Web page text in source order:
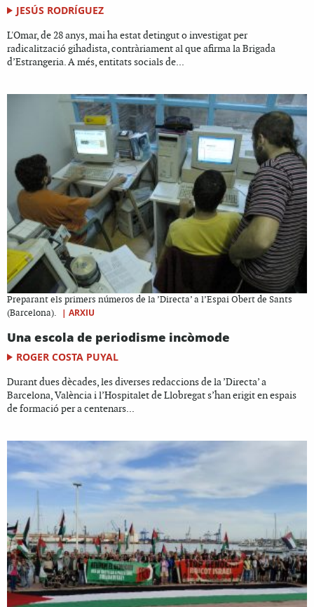
JESÚS RODRÍGUEZ
L'Omar, de 28 anys, mai ha estat detingut o investigat per
radicalització gihadista, contràriament al que afirma la Brigada
d’Estrangeria. A més, entitats socials de...
Preparant els primers números de la ’Directa’ a l’Espai Obert de Sants
(Barcelona).
| ARXIU
Una escola de periodisme incòmode
ROGER COSTA PUYAL
Durant dues dècades, les diverses redaccions de la ’Directa’ a
Barcelona, València i l’Hospitalet de Llobregat s’han erigit en espais
de formació per a centenars...